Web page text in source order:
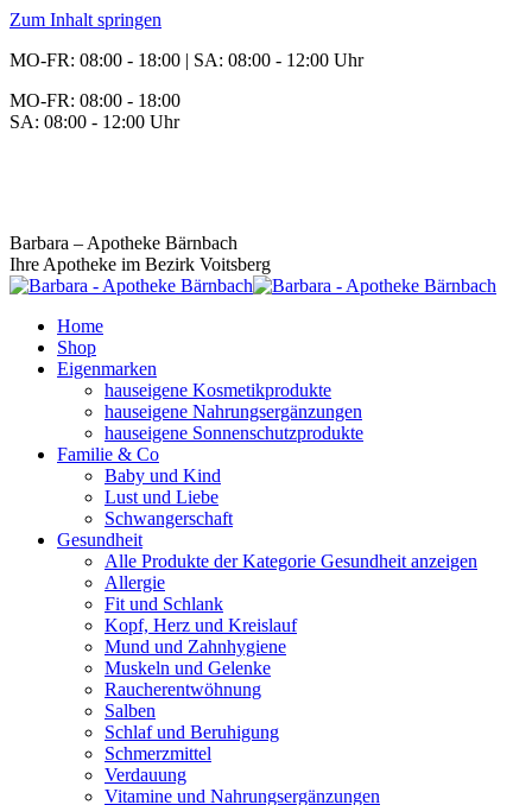
Zum Inhalt springen
MO-FR: 08:00 - 18:00 | SA: 08:00 - 12:00 Uhr
MO-FR: 08:00 - 18:00
SA: 08:00 - 12:00 Uhr
Barbara – Apotheke Bärnbach
Ihre Apotheke im Bezirk Voitsberg
Home
Shop
Eigenmarken
hauseigene Kosmetikprodukte
hauseigene Nahrungsergänzungen
hauseigene Sonnenschutzprodukte
Familie & Co
Baby und Kind
Lust und Liebe
Schwangerschaft
Gesundheit
Alle Produkte der Kategorie Gesundheit anzeigen
Allergie
Fit und Schlank
Kopf, Herz und Kreislauf
Mund und Zahnhygiene
Muskeln und Gelenke
Raucherentwöhnung
Salben
Schlaf und Beruhigung
Schmerzmittel
Verdauung
Vitamine und Nahrungsergänzungen